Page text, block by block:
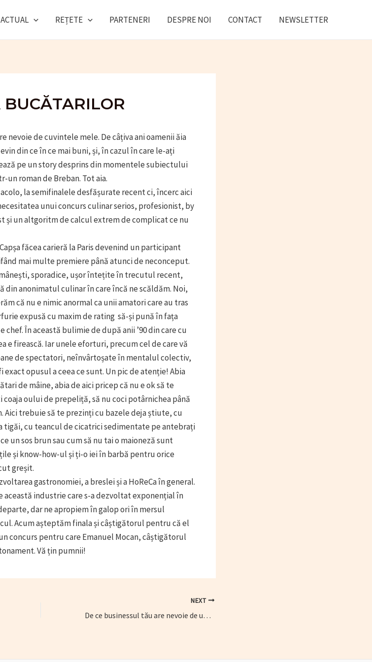
ACTUAL REȚETE PARTENERI DESPRE NOI CONTACT NEWSLETTER
nevoie de cuvintele mele. De câțiva ani oamenii ăia
din ce în ce mai buni, și, în cazul în care le-ați
pe un story desprins din momentele subiectului
un roman de Breban. Tot aia.
la semifinalele desfășurate recent ci, încerc aici
unui concurs culinar serios, profesionist, by
și un altgoritm de calcul extrem de complicat ce nu
făcea carieră la Paris devenind un participant
mai multe premiere până atunci de neconceput.
sporadice, ușor întețite în trecutul recent,
din anonimatul culinar în care încă ne scăldăm. Noi,
că nu e nimic anormal ca unii amatori care au tras
expusă cu maxim de rating să-și pună în fața
În această bulimie de după anii ’90 din care cu
e firească. Iar unele eforturi, precum cel de care vă
de spectatori, neînvârtoșate în mentalul colectiv,
opusul a ceea ce sunt. Un pic de atenție! Abia
de mâine, abia de aici pricep că nu e ok să te
oului de prepeliță, să nu coci potârnichea până
Aici trebuie să te prezinți cu bazele deja știute, cu
tigăi, cu teancul de cicatrici sedimentate pe antebrați
un sos brun sau cum să nu tai o maioneză sunt
și know-how-ul și ți-o iei în barbă pentru orice
greșit.
gastronomiei, a breslei și a HoReCa în general.
această industrie care s-a dezvoltat exponențial în
dar ne apropiem în galop ori în mersul
Acum așteptăm finala și câștigătorul pentru că el
concurs pentru care Emanuel Mocan, câștigătorul
Vă țin pumnii!
NEXT
De ce businessul tău are nevoie de un espressor performant (P)